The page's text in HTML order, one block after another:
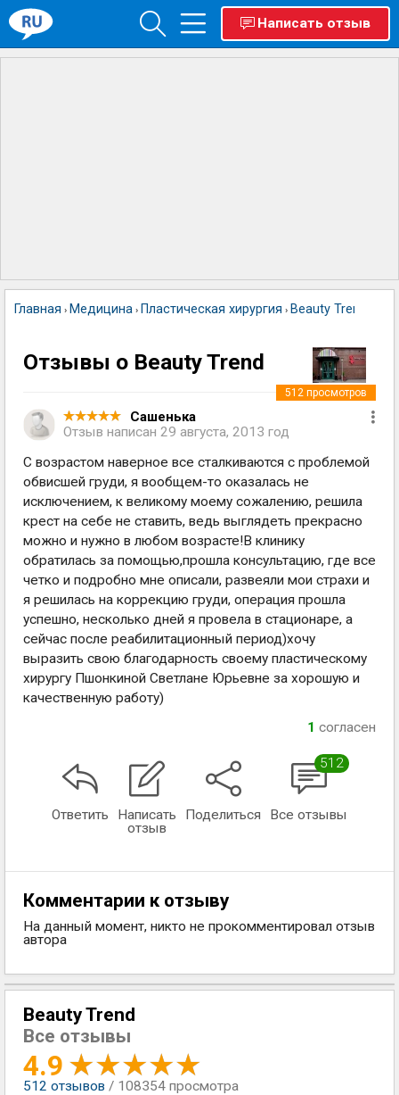
Написать отзыв
Главная › Медицина › Пластическая хирургия › Beauty Trend
Отзывы о Beauty Trend
Сашенька
Отзыв написан 29 августа, 2013 год
512 просмотров
С возрастом наверное все сталкиваются с проблемой
обвисшей груди, я вообщем-то оказалась не
исключением, к великому моему сожалению, решила
крест на себе не ставить, ведь выглядеть прекрасно
можно и нужно в любом возрасте!В клинику
обратилась за помощью,прошла консультацию, где все
четко и подробно мне описали, развеяли мои страхи и
я решилась на коррекцию груди, операция прошла
успешно, несколько дней я провела в стационаре, а
сейчас после реабилитационный период)хочу
выразить свою благодарность своему пластическому
хирургу Пшонкиной Светлане Юрьевне за хорошую и
качественную работу)
1 согласен
Ответить
Написать
отзыв
Поделиться
512
Все отзывы
Комментарии к отзыву
На данный момент, никто не прокомментировал отзыв
автора
Beauty Trend
Все отзывы
4.9
512 отзывов / 108354 просмотра